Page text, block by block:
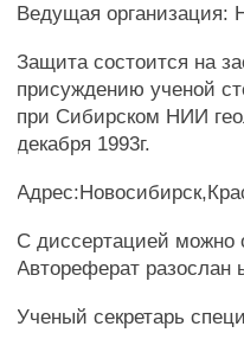
Ведущая организация:
Защита состоится на
присуждению ученой
при Сибирском НИИ
декабря 1993г.
С диссертацией
Автореферат разослан
Ученый секретарь